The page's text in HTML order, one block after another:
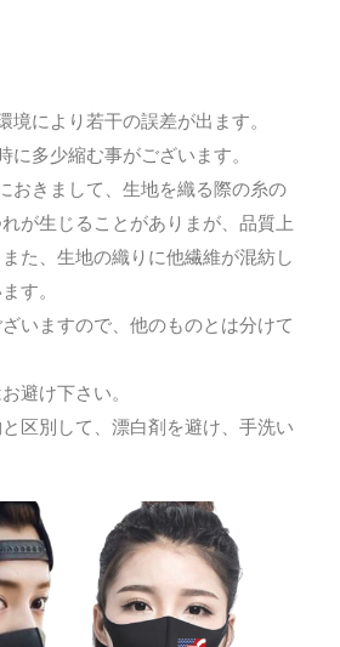
境により若干の誤差が出ます。
に多少縮む事がございます。
おきまして、生地を織る際の糸の
が生じることがありまが、品質上
た、生地の織りに他繊維が混紡し
す。
いますので、他のものとは分けて
避け下さい。
区別して、漂白剤を避け、手洗い